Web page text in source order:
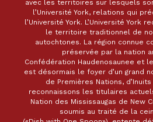
avec les territoires sur lesquels
l’Université York, relations qui
l’Université York. L’Université York
le territoire traditionnel de
autochtones. La région connue
préservée par la nation
Confédération Haudenosaunee et
est désormais le foyer d’un grand
de Premières Nations,
reconnaissons les titulaires
Nation des Mississaugas de New
soumis au traité de la